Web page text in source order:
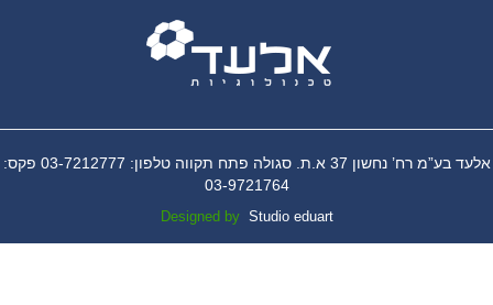
אלעד בע”מ רח’ נחשון 37 א.ת. סגולה פתח תקווה טלפון: 03-7212777 פקס:
03-9721764
Designed by Studio eduart